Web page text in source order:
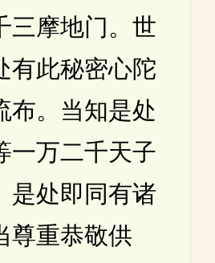
三摩地门。世
有此秘密心陀
布。当知是处
一万二千天子
是处即同有诸
尊重恭敬供